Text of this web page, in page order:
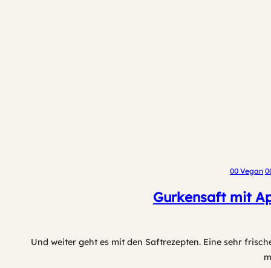
00 Vegan
Gurkensaft mit
Und weiter geht es mit den Saftrezepten. Eine sehr